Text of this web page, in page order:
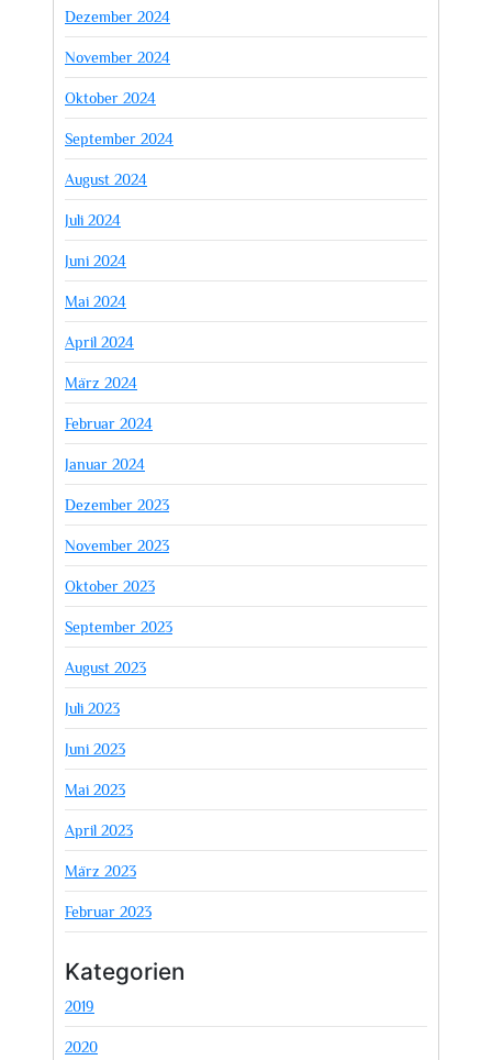
Dezember 2024
November 2024
Oktober 2024
September 2024
August 2024
Juli 2024
Juni 2024
Mai 2024
April 2024
März 2024
Februar 2024
Januar 2024
Dezember 2023
November 2023
Oktober 2023
September 2023
August 2023
Juli 2023
Juni 2023
Mai 2023
April 2023
März 2023
Februar 2023
Kategorien
2019
2020